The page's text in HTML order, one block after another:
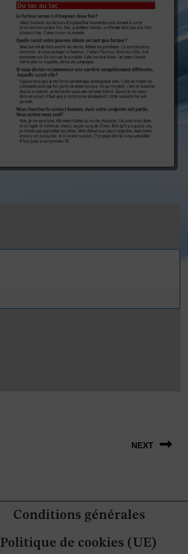
NEXT
Conditions générales
Politique de cookies (UE)